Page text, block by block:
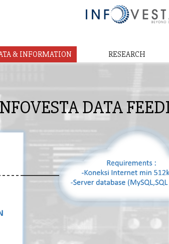
& INFORMATION RESEARCH
DATA